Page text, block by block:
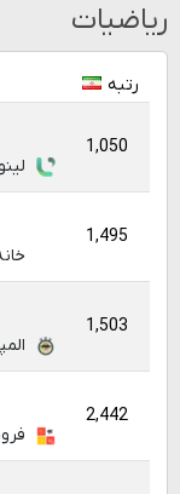
ریاضیات
رتبه
1,050
1,495
1,503
2,442